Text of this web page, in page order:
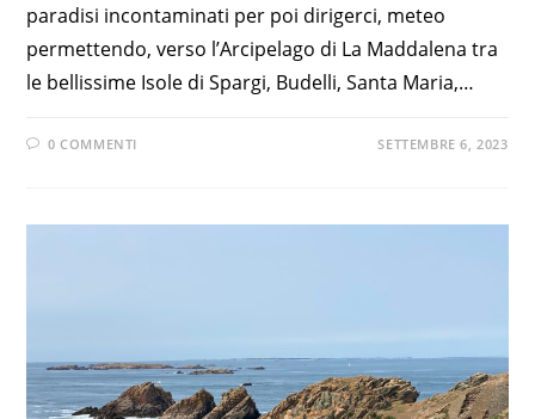
paradisi incontaminati per poi dirigerci, meteo
permettendo, verso l’Arcipelago di La Maddalena tra
le bellissime Isole di Spargi, Budelli, Santa Maria,…
0 COMMENTI SETTEMBRE 6, 2023